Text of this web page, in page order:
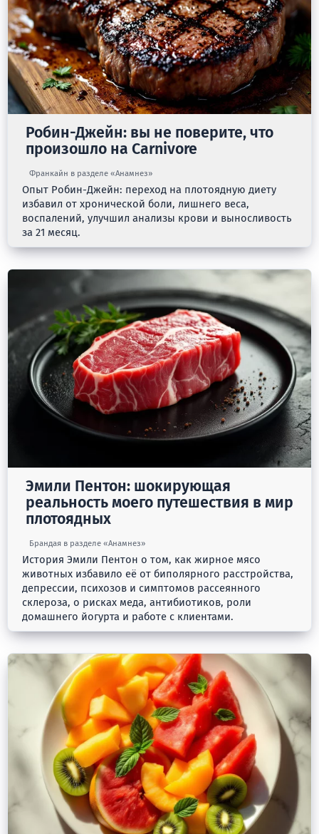
Робин-Джейн: вы не поверите, что
произошло на Carnivore
Франкайн в разделе «Анамнез»
Опыт Робин-Джейн: переход на плотоядную диету
избавил от хронической боли, лишнего веса,
воспалений, улучшил анализы крови и выносливость
за 21 месяц.
Эмили Пентон: шокирующая
реальность моего путешествия в мир
плотоядных
Брандая в разделе «Анамнез»
История Эмили Пентон о том, как жирное мясо
животных избавило её от биполярного расстройства,
депрессии, психозов и симптомов рассеянного
склероза, о рисках меда, антибиотиков, роли
домашнего йогурта и работе с клиентами.